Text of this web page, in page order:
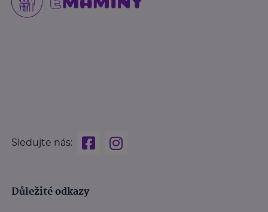
Sledujte nás:
Důležité odkazy